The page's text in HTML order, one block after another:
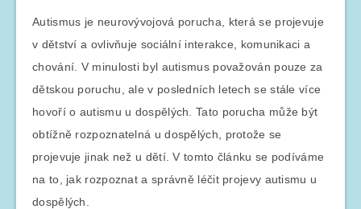
Autismus je neurovývojová porucha, která se projevuje
v dětství a ovlivňuje sociální interakce, komunikaci a
chování. V minulosti byl autismus považován pouze za
dětskou poruchu, ale v posledních letech se stále více
hovoří o autismu u dospělých. Tato porucha může být
obtížně rozpoznatelná u dospělých, protože se
projevuje jinak než u dětí. V tomto článku se podíváme
na to, jak rozpoznat a správně léčit projevy autismu u
dospělých.